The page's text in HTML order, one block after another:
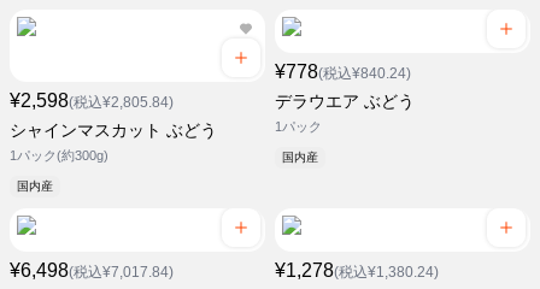
¥2,598(税込¥2,805.84)
シャインマスカット ぶどう
1パック(約300g)
国内産
¥778(税込¥840.24)
デラウエア ぶどう
1パック
国内産
¥6,498(税込¥7,017.84) ¥1,278(税込¥1,380.24)